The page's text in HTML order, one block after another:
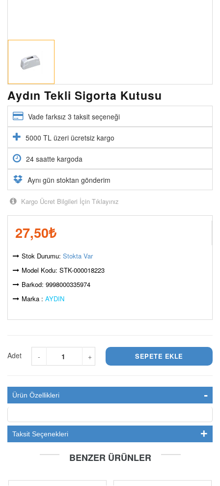
Aydın Tekli Sigorta Kutusu
Vade farksız 3 taksit seçeneği
5000 TL üzeri ücretsiz kargo
24 saatte kargoda
Aynı gün stoktan gönderim
Kargo Ücret Bilgileri İçin Tıklayınız
27,50₺
Stok Durumu: Stokta Var
Model Kodu: STK-000018223
Barkod: 9998000335974
Marka : AYDIN
Adet +
-
Ürün Özellikleri
Taksit Seçenekleri
BENZER ÜRÜNLER